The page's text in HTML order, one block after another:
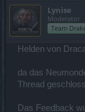
Lynise
Moderator
Team
Helden von
da das
Thread
Das Feedback